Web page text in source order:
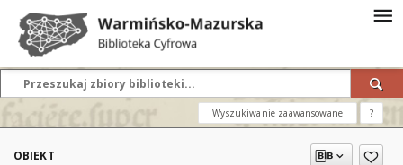
Wyszukiwanie zaawansowane ?
OBIEKT